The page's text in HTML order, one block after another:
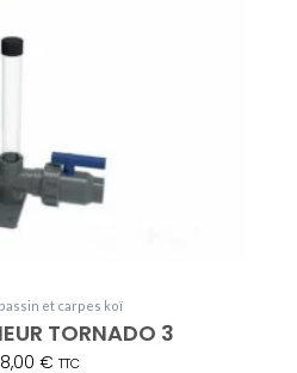
et carpes koï
TORNADO 3
€ TTC